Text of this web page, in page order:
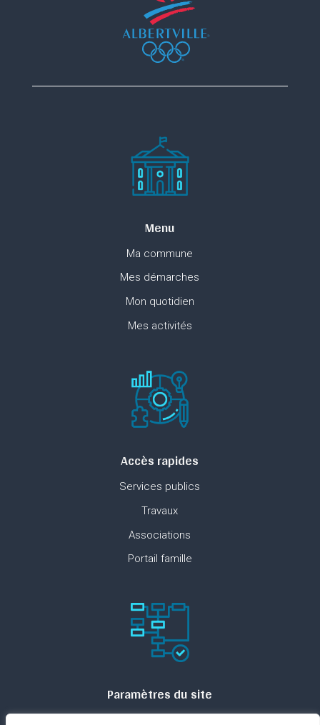
Menu
Ma commune
Mes démarches
Mon quotidien
Mes activités
Accès rapides
Services publics
Travaux
Associations
Portail famille
Paramètres du site